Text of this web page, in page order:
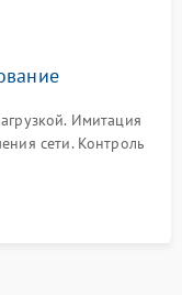
Имитация
сети. Контроль
режима и
сигнала.